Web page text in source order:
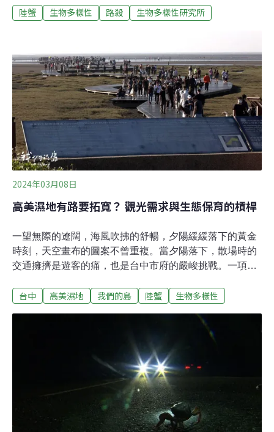
綠島展開防止陸蟹路殺的研究計畫，該計畫以水管做成陸
Conservation》上。生多所發布新聞稿指出，該研究於
2022及2023年的陸蟹繁殖季節（5～9月），於綠島環島
公路石朗至龜灣的路殺熱點區域進行試驗。研究人員運用
道路下既有連接山側和海側的涵洞（又稱暗渠），在周邊
安裝簡易的引導設施，導引陸蟹安全過馬路，順利下海釋
放幼蟹。研究涵洞分為對照組和實驗組，實驗組設置位置
一側為草地，另一側為擋土牆直壁，在試驗上運用不同的
引導設施來進行測試。草地的一側，研究人員將PVC水管
（直徑10
陸蟹 生物多樣性 路殺 生物多樣性研究所
2024年03月08日
高美濕地有路要拓寬？ 觀光需求與生態保育的槓桿
一望無際的遼闊，海風吹拂的舒暢，夕陽緩緩落下的黃金
時刻，天空畫布的圖案不曾重複。當夕陽落下，散場時的
交通擁擠是遊客的痛，也是台中市府的嚴峻挑戰。一項還
困境。但在這裡活動的不只遊客，還有土生土長的珍貴陸
年已經公告為「高美野生動物保護區」，2007年被列為國
家級重要濕地。在觀光需求與生態保育的槓桿上，高美濕
地應該以哪個為優先？而目前的發展方向，有考量到這一
點嗎？走在蜿蜒的木棧道上，彷彿漫步在天地之間，海風
輕拂，就算吹亂了頭髮也心情愉悅。2016年高美濕地曾被
日本網友評為一生必遊一次的世界級景點，被譽為台灣版
的天空之鏡。美，卻美中不足。陸蟹通行卻遇上遊客散場
路殺比例達20%相較於堤防外的清朗，夕陽西下後，堤防
台中 高美濕地 我們的島 陸蟹 生物多樣性